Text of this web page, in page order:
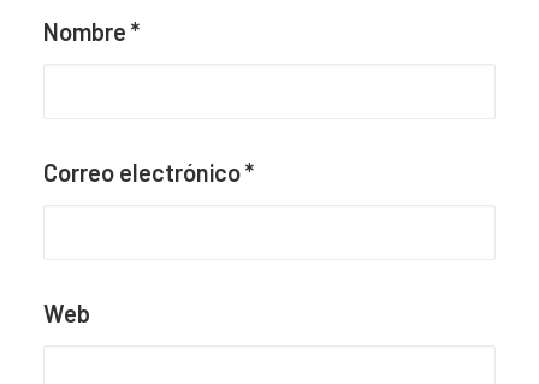
Nombre *
Correo electrónico*
Web